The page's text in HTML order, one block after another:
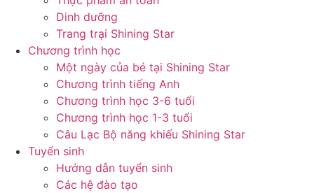
Dinh dưỡng
Trang trại Shining Star
Chương trình học
Một ngày của bé tại Shining Star
Chương trình tiếng Anh
Chương trình học 3-6 tuổi
Chương trình học 1-3 tuổi
Câu Lạc Bộ năng khiếu Shining Star
Tuyển sinh
Hướng dẫn tuyển sinh
Các hệ đào tạo